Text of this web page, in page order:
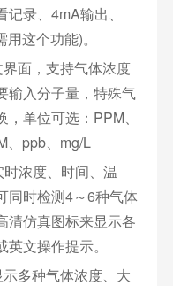
录、4mA输出、
这个功能)。
面，支持气体浓度
输入分子量，特殊气
单位可选：PPM、
、ppb、mg/L
浓度、时间、温
同时检测4～6种气体
清仿真图标来显示各
文操作提示。
多种气体浓度、大